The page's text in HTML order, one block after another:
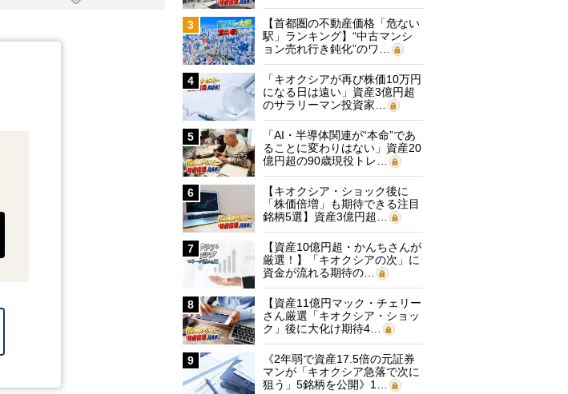
3
【首都圏の不動産価格「危ない
駅」ランキング】“中古マンシ
ョン売れ行き鈍化”のワ…
4
「キオクシアが再び株価10万円
になる日は遠い」資産3億円超
のサラリーマン投資家…
5
「AI・半導体関連が“本命”であ
ることに変わりはない」資産20
億円超の90歳現役トレ…
6
【キオクシア・ショック後に
「株価倍増」も期待できる注目
銘柄5選】資産3億円超…
7
【資産10億円超・かんちさんが
厳選！】「キオクシアの次」に
資金が流れる期待の…
8
【資産11億円マック・チェリー
さん厳選「キオクシア・ショッ
ク」後に大化け期待4…
9
《2年弱で資産17.5倍の元証券
マンが「キオクシア急落で次に
狙う」5銘柄を公開》1…